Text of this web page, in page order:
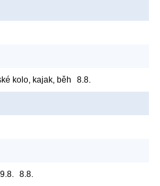
kolo, kajak, běh 8.8.
8.8.